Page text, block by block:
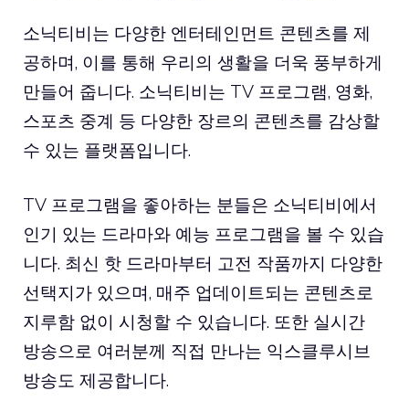
소닉티비는 다양한 엔터테인먼트 콘텐츠를 제
공하며, 이를 통해 우리의 생활을 더욱 풍부하게
만들어 줍니다. 소닉티비는 TV 프로그램, 영화,
스포츠 중계 등 다양한 장르의 콘텐츠를 감상할
수 있는 플랫폼입니다.
TV 프로그램을 좋아하는 분들은 소닉티비에서
인기 있는 드라마와 예능 프로그램을 볼 수 있습
니다. 최신 핫 드라마부터 고전 작품까지 다양한
선택지가 있으며, 매주 업데이트되는 콘텐츠로
지루함 없이 시청할 수 있습니다. 또한 실시간
방송으로 여러분께 직접 만나는 익스클루시브
방송도 제공합니다.